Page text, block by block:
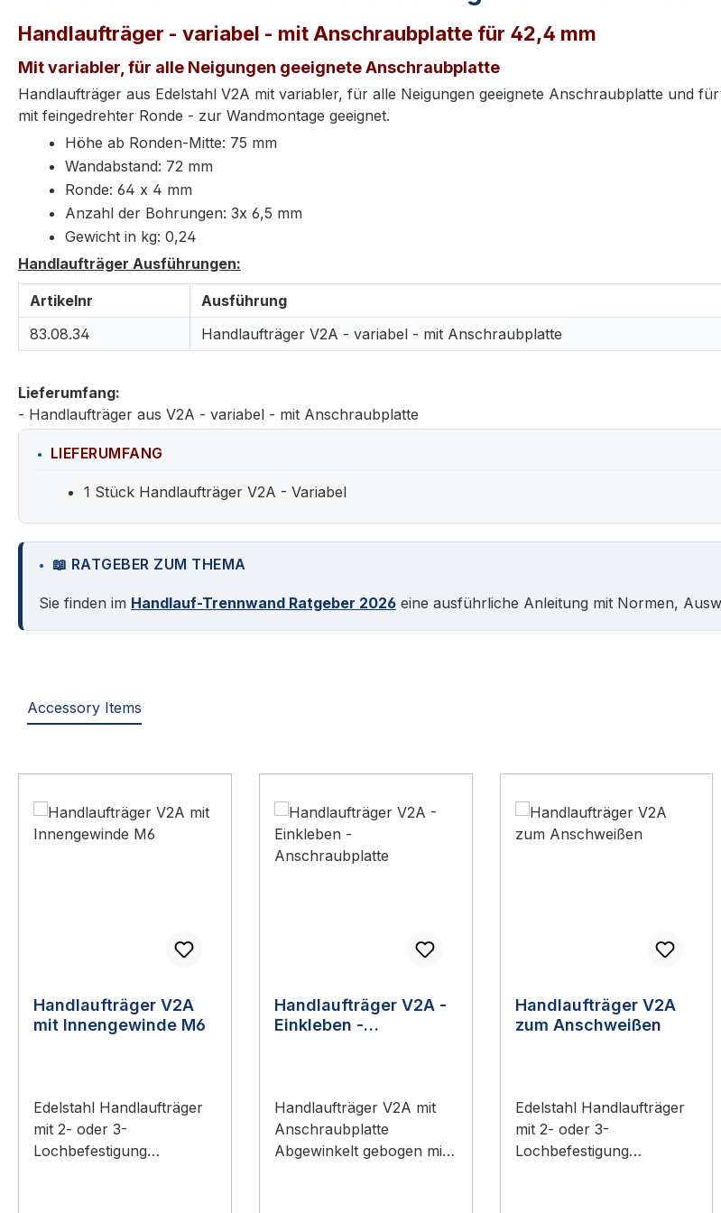
Handlaufträger - variabel - mit Anschraubplatte für 42,4 mm
Mit variabler, für alle Neigungen geeignete Anschraubplatte
Handlaufträger aus Edelstahl V2A mit variabler, für alle Neigungen geeignete Anschraubplatte und
mit feingedrehter Ronde - zur Wandmontage geeignet.
Höhe ab Ronden-Mitte: 75 mm
Wandabstand: 72 mm
Ronde: 64 x 4 mm
Anzahl der Bohrungen: 3x 6,5 mm
Gewicht in kg: 0,24
Handlaufträger Ausführungen:
Artikelnr Ausführung
83.08.34
Handlaufträger V2A - variabel - mit Anschraubplatte
Lieferumfang:
- Handlaufträger aus V2A - variabel - mit Anschraubplatte
LIEFERUMFANG
1 Stück Handlaufträger V2A - Variabel
📖 RATGEBER ZUM THEMA
Sie finden im Handlauf-Trennwand Ratgeber 2026 eine ausführliche Anleitung mit Normen,
Accessory Items
Handlaufträger V2A
mit Innengewinde M6
Edelstahl Handlaufträger
mit 2- oder 3-
Lochbefestigung
Handlaufträger V2A -
Einkleben -
Handlaufträger V2A mit
Anschraubplatte
Abgewinkelt gebogen mit
Handlaufträger V2A
zum Anschweißen
Edelstahl Handlaufträger
mit 2- oder 3-
Lochbefestigung